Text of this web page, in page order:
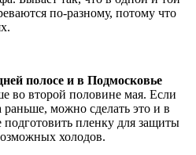
по-разному, потому что
полосе и в Подмосковье
во второй половине мая. Если
можно сделать это и в
подготовить пленку для защиты
холодов.